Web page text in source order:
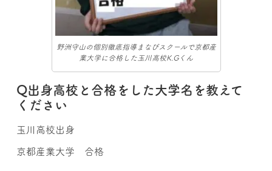
野洲守山の個別徹底指導まなびスクールで京都産
業大学に合格した玉川高校K.Gくん
Q出身高校と合格をした大学名を教えて
ください
玉川高校出身
京都産業大学 合格